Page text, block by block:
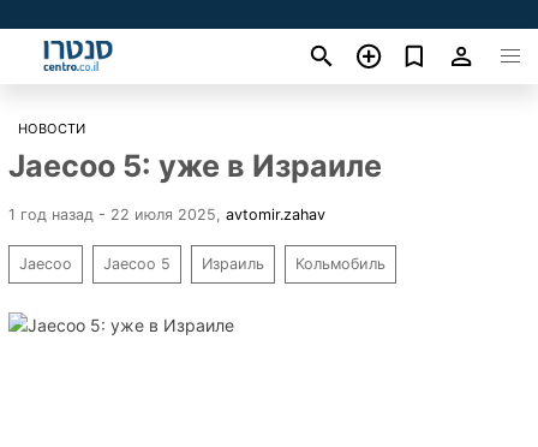
НОВОСТИ
Jaecoo 5: уже в Израиле
1 год назад - 22 июля 2025 avtomir.zahav
Jaecoo Jaecoo 5 Израиль Кольмобиль